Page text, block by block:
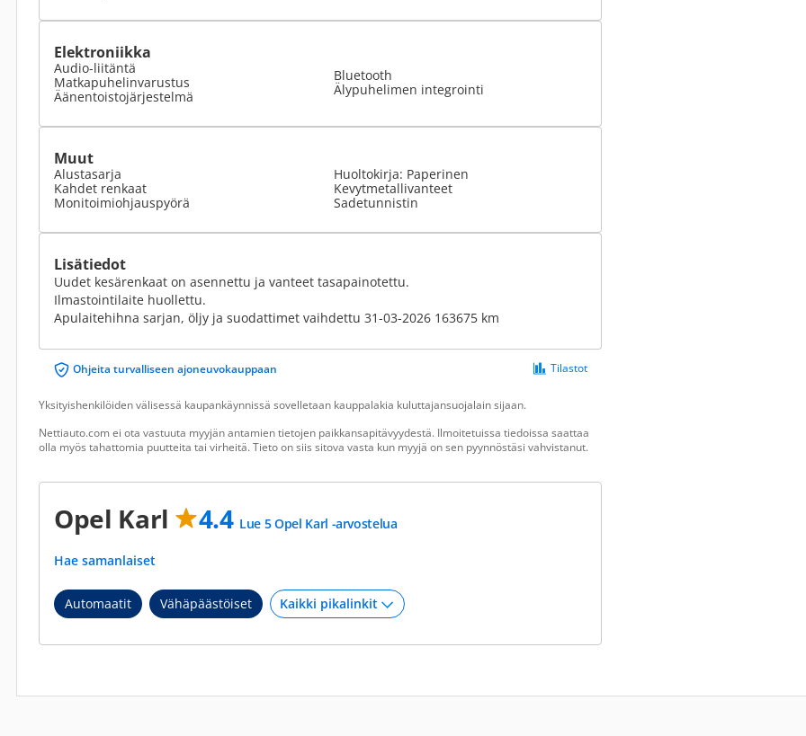
Elektroniikka
Audio-liitäntä
Matkapuhelinvarustus
Äänentoistojärjestelmä
Bluetooth
Älypuhelimen integrointi
Muut
Alustasarja
Kahdet renkaat
Monitoimiohjauspyörä
Huoltokirja: Paperinen
Kevytmetallivanteet
Sadetunnistin
Lisätiedot
Uudet kesärenkaat on asennettu ja vanteet tasapainotettu.
Ilmastointilaite huollettu.
Apulaitehihna sarjan, öljy ja suodattimet vaihdettu 31-03-2026 163675 km
Ohjeita turvalliseen ajoneuvokauppaan Tilastot
Yksityishenkilöiden välisessä kaupankäynnissä sovelletaan kauppalakia kuluttajansuojalain sijaan.
Nettiauto.com ei ota vastuuta myyjän antamien tietojen paikkansapitävyydestä. Ilmoitetuissa tiedoissa saattaa
olla myös tahattomia puutteita tai virheitä. Tieto on siis sitova vasta kun myyjä on sen pyynnöstäsi vahvistanut.
Opel Karl 4.4 Lue 5 Opel Karl -arvostelua
Hae samanlaiset
Automaatit Vähäpäästöiset